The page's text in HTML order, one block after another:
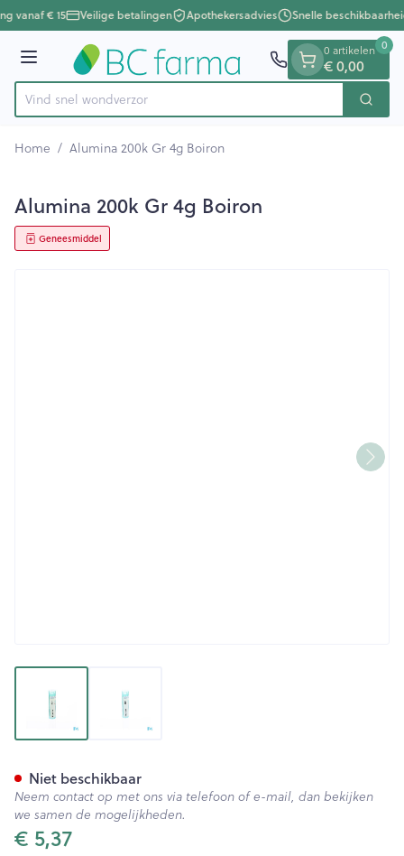
Ga naar de inhoud
1 van 1
vanaf € 15 Veilige betalingen Apothekersadvies Snelle
Menu
Product, merk, categorie...
Vind snel wond Zoek
0 artikelen
€ 0,00
0
Home / Alumina 200k Gr 4g Boiron
Alumina 200k Gr 4g Boiron
Geneesmiddel
€ 5,37
Niet beschikbaar
Neem contact op met ons via telefoon of e-mail, dan bekijken
we samen de mogelijkheden.